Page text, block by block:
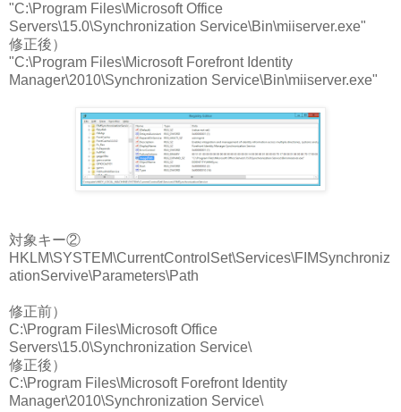
"C:\Program Files\Microsoft Office
Servers\15.0\Synchronization Service\Bin\miiserver.exe"
修正後）
"C:\Program Files\Microsoft Forefront Identity
Manager\2010\Synchronization Service\Bin\miiserver.exe"
対象キー②
HKLM\SYSTEM\CurrentControlSet\Services\FIMSynchroniz
ationServive\Parameters\Path
修正前）
C:\Program Files\Microsoft Office
Servers\15.0\Synchronization Service\
修正後）
C:\Program Files\Microsoft Forefront Identity
Manager\2010\Synchronization Service\